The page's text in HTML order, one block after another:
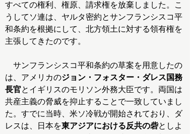
すべての権利、権原、請求権を放棄しました。こ
うしてソ連は、ヤルタ密約とサンフランシスコ平
和条約を根拠にして、北方領土に対する領有権を
主張してきたのです。
サンフランシスコ平和条約の草案を用意したの
は、アメリカのジョン・フォスター・ダレス国務
長官とイギリスのモリソン外務大臣です。両国は
共産主義の脅威を抑止することで一致していまし
た。すでに当時、米ソ冷戦が開始されており、ダ
レスは、日本を東アジアにおける反共の砦としよ